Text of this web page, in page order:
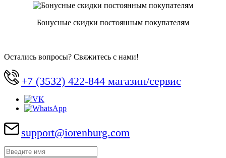
Бонусные скидки постоянным покупателям
Остались вопросы? Свяжитесь с нами!
+7 (3532) 422-844 магазин/сервис
support@iorenburg.com